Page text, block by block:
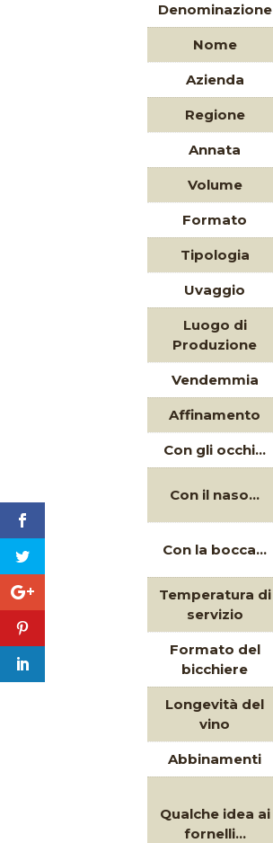
Denominazione
Nome
Azienda
Regione
Annata
Volume
Formato
Tipologia
Uvaggio
Luogo di
Produzione
Vendemmia
Affinamento
Con gli occhi...
Con il naso...
Con la bocca...
Temperatura di
servizio
Formato del
bicchiere
Longevità del
vino
Abbinamenti
Qualche idea ai
fornelli...